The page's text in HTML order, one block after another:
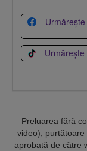
Urmărește
Urmărește
Preluarea fără
video),
aprobată de către